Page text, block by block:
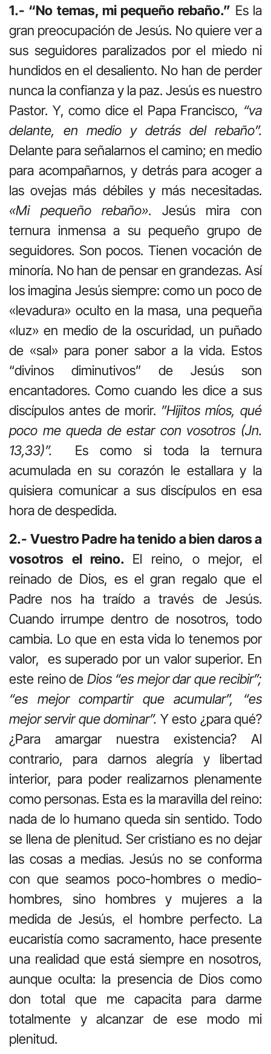
1.- “No temas, mi pequeño rebaño.” Es la
gran preocupación de Jesús. No quiere ver a
sus seguidores paralizados por el miedo ni
hundidos en el desaliento. No han de perder
nunca la confianza y la paz. Jesús es nuestro
Pastor. Y, como dice el Papa Francisco, “va
delante, en medio y detrás del rebaño”.
Delante para señalarnos el camino; en medio
para acompañarnos, y detrás para acoger a
las ovejas más débiles y más necesitadas.
«Mi pequeño rebaño». Jesús mira con
ternura inmensa a su pequeño grupo de
seguidores. Son pocos. Tienen vocación de
minoría. No han de pensar en grandezas. Así
los imagina Jesús siempre: como un poco de
«levadura» oculto en la masa, una pequeña
«luz» en medio de la oscuridad, un puñado
de «sal» para poner sabor a la vida. Estos
“divinos diminutivos” de Jesús son
encantadores. Como cuando les dice a sus
discípulos antes de morir. ”Hijitos míos, qué
poco me queda de estar con vosotros (Jn.
13,33)”. Es como si toda la ternura
acumulada en su corazón le estallara y la
quisiera comunicar a sus discípulos en esa
hora de despedida.
2.- Vuestro Padre ha tenido a bien daros a
vosotros el reino. El reino, o mejor, el
reinado de Dios, es el gran regalo que el
Padre nos ha traído a través de Jesús.
Cuando irrumpe dentro de nosotros, todo
cambia. Lo que en esta vida lo tenemos por
valor, es superado por un valor superior. En
este reino de Dios “es mejor dar que recibir”;
“es mejor compartir que acumular”, “es
mejor servir que dominar”. Y esto ¿para qué?
¿Para amargar nuestra existencia? Al
contrario, para darnos alegría y libertad
interior, para poder realizarnos plenamente
como personas. Esta es la maravilla del reino:
nada de lo humano queda sin sentido. Todo
se llena de plenitud. Ser cristiano es no dejar
las cosas a medias. Jesús no se conforma
con que seamos poco-hombres o medio-
hombres, sino hombres y mujeres a la
medida de Jesús, el hombre perfecto. La
eucaristía como sacramento, hace presente
una realidad que está siempre en nosotros,
aunque oculta: la presencia de Dios como
don total que me capacita para darme
totalmente y alcanzar de ese modo mi
plenitud.